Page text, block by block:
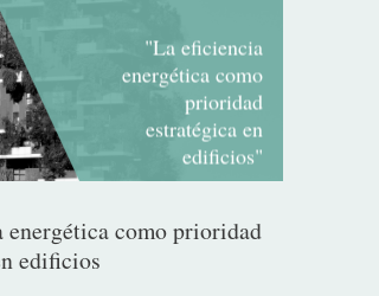
"La eficiencia
energética como
prioridad
estratégica en
edificios"
como prioridad
edificios